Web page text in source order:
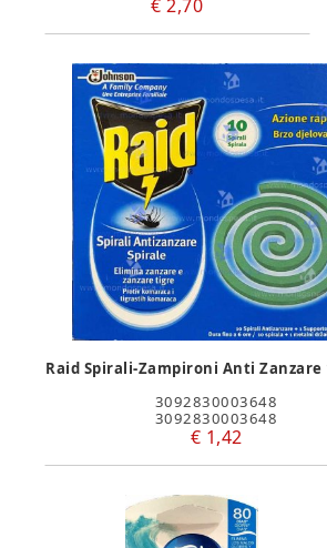
€ 2,70
Raid Spirali-Zampironi Anti Zanzare
3092830003648
3092830003648
€ 1,42